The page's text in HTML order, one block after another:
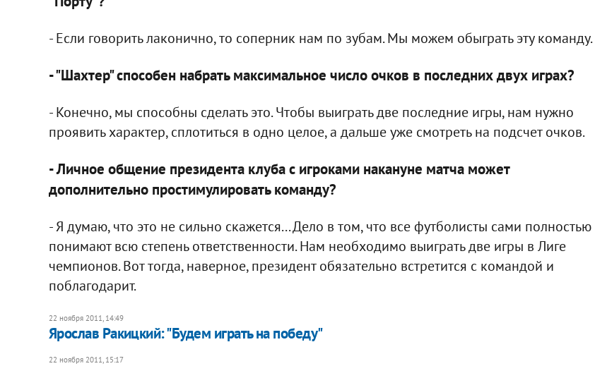
- Если говорить лаконично, то соперник нам по зубам. Мы можем обыграть эту команду.
- "Шахтер" способен набрать максимальное число очков в последних двух играх?
- Конечно, мы способны сделать это. Чтобы выиграть две последние игры, нам нужно
проявить характер, сплотиться в одно целое, а дальше уже смотреть на подсчет очков.
- Личное общение президента клуба с игроками накануне матча может
дополнительно простимулировать команду?
- Я думаю, что это не сильно скажется... Дело в том, что все футболисты сами полностью
понимают всю степень ответственности. Нам необходимо выиграть две игры в Лиге
чемпионов. Вот тогда, наверное, президент обязательно встретится с командой и
поблагодарит.
22 ноября 2011, 14:49
Ярослав Ракицкий: "Будем играть на победу"
22 ноября 2011, 15:17